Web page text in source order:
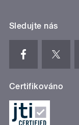
Sledujte nás
Certifikováno